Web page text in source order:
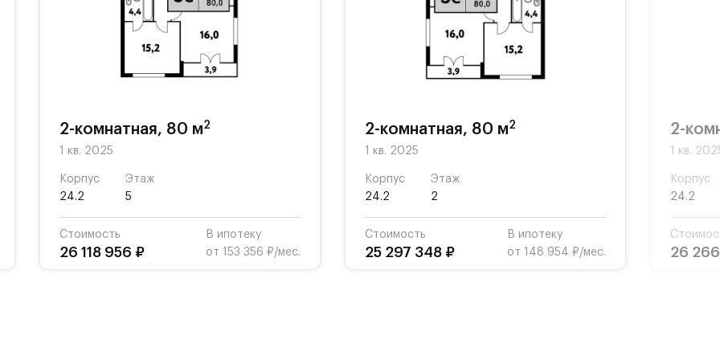
м) 2-комнатная, 80 м2
1 кв. 2025
Корпус
24.2
Этаж
5
Стоимость
26 118 956 ₽
В ипотеку
от 153 356 ₽/мес.
2-комнатная, 80 м2
1 кв. 2025
Корпус
24.2
Этаж
2
Стоимость
25 297 348 ₽
В ипотеку
от 148 954 ₽/мес.
2-
1 кв.
Корпус
24.2
26